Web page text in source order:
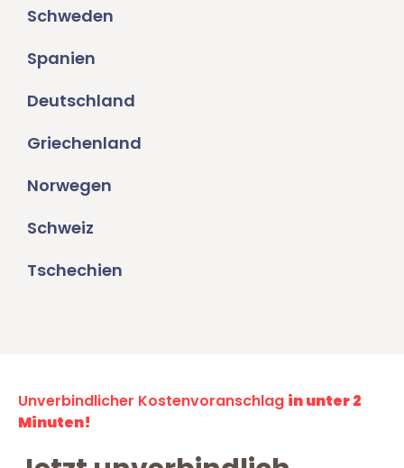
Schweden
Spanien
Deutschland
Griechenland
Norwegen
Schweiz
Tschechien
Unverbindlicher Kostenvoranschlag in unter 2
Minuten!